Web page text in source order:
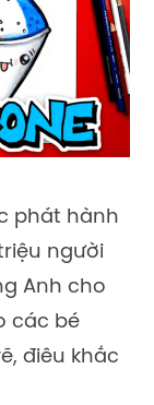
phát hành
người
Anh cho
các bé
điêu khắc